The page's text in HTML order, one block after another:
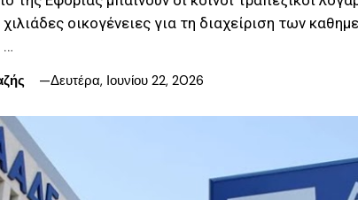
οικογένειες για τη διαχείριση των
…
Δευτέρα, Ιουνίου 22, 2026